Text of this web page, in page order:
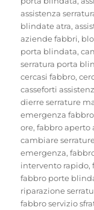
assistenza
blindate atra,
aziende fabbri,
porta blindata,
serratura porta
cercasi fabbro,
casseforti
dierre serrature
emergenza
ore,fabbro aperto
cambiare
emergenza,
intervento rapido,
fabbro porte
riparazione
fabbro servizio